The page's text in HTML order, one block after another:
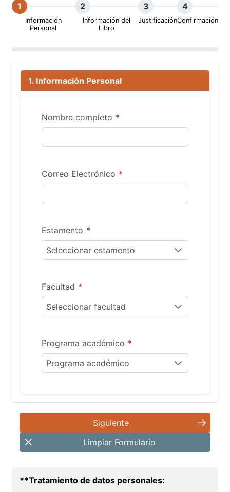
1
Información
Personal
2
Información del
Libro
3
Justificación
4
Confirmación
1. Información Personal
Nombre completo *
Correo Electrónico *
Estamento *
Seleccionar estamento
Facultad *
Seleccionar facultad
Programa académico *
Programa académico
Siguiente
Limpiar Formulario
**Tratamiento de datos personales: